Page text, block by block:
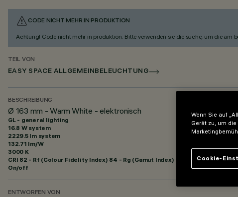
CODE NICHT MEHR IN PRODUKTION
Achtung! Code nicht mehr in produktion. Bitte verwenden sie die suche, um die am
TEIL VON
EASY SPACE ALLGEMEINBELEUCHTUNG
BESCHREIBUNG
Ø 163 mm - Warm White - elektronisch
GL - general lighting
16.8 W system
2229.5 lm system
132.71 lm/W
3000 K
CRI 82 - Rf (Colour Fidelity Index) 84 - Rg (Gamut Index) 95
On/off
ENTWORFEN VON
Wenn Sie auf
Gerät zu, um
Cookie-